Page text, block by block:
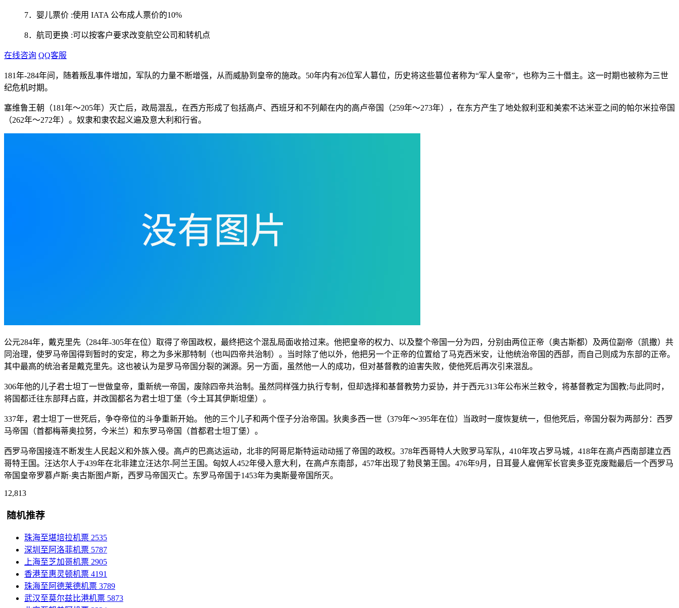
7．婴儿票价 :使用 IATA 公布成人票价的10%
8．航司更换 :可以按客户要求改变航空公司和转机点
在线咨询 QQ客服
181年-284年间，随着叛乱事件增加，军队的力量不断增强，从而威胁到皇帝的施政。50年内有26位军人篡位，历史将这些篡位者称为“军人皇帝”，也称为三十僭主。这一时期也被称为三世
纪危机时期。
塞维鲁王朝（181年～205年）灭亡后，政局混乱，在西方形成了包括高卢、西班牙和不列颠在内的高卢帝国（259年～273年），在东方产生了地处叙利亚和美索不达米亚之间的帕尔米拉帝国
（262年～272年）。奴隶和隶农起义遍及意大利和行省。
公元284年，戴克里先（284年-305年在位）取得了帝国政权，最终把这个混乱局面收拾过来。他把皇帝的权力、以及整个帝国一分为四，分别由两位正帝（奥古斯都）及两位副帝（凯撒）共
同治理，使罗马帝国得到暂时的安定，称之为多米那特制（也叫四帝共治制）。当时除了他以外，他把另一个正帝的位置给了马克西米安，让他统治帝国的西部，而自己则成为东部的正帝。
其中最高的统治者是戴克里先。这也被认为是罗马帝国分裂的渊源。另一方面，虽然他一人的成功，但对基督教的迫害失败，使他死后再次引来混乱。
306年他的儿子君士坦丁一世做皇帝，重新统一帝国，废除四帝共治制。虽然同样强力执行专制，但却选择和基督教势力妥协，并于西元313年公布米兰敕令，将基督教定为国教;与此同时，
将国都迁往东部拜占庭，并改国都名为君士坦丁堡（今土耳其伊斯坦堡）。
337年，君士坦丁一世死后，争夺帝位的斗争重新开始。 他的三个儿子和两个侄子分治帝国。狄奥多西一世（379年～395年在位）当政时一度恢复统一，但他死后，帝国分裂为两部分：西罗
马帝国（首都梅蒂奥拉努，今米兰）和东罗马帝国（首都君士坦丁堡）。
西罗马帝国接连不断发生人民起义和外族入侵。高卢的巴高达运动，北非的阿哥尼斯特运动动摇了帝国的政权。378年西哥特人大败罗马军队，410年攻占罗马城，418年在高卢西南部建立西
哥特王国。汪达尔人于439年在北非建立汪达尔-阿兰王国。匈奴人452年侵入意大利，在高卢东南部，457年出现了勃艮第王国。476年9月，日耳曼人雇佣军长官奥多亚克废黜最后一个西罗马
帝国皇帝罗慕卢斯·奥古斯图卢斯，西罗马帝国灭亡。东罗马帝国于1453年为奥斯曼帝国所灭。
12,813
随机推荐
珠海至堪培拉机票 2535
深圳至阿洛菲机票 5787
上海至芝加哥机票 2905
香港至惠灵顿机票 4191
珠海至阿德莱德机票 3789
武汉至莫尔兹比港机票 5873